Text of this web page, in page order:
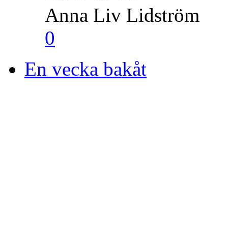
Anna Liv Lidström
0
En vecka bakåt